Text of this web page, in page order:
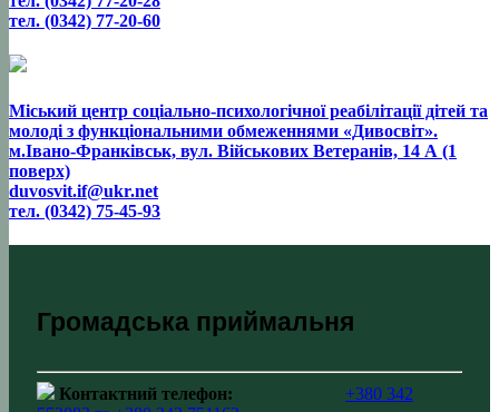
тел. (0342) 77-20-60
Міський центр соціально-психологічної реабілітації дітей та
молоді з функціональними обмеженнями «Дивосвіт».
м.Івано-Франківськ, вул. Військових Ветеранів, 14 А (1
поверх)
duvosvit.if@ukr.net
тел. (0342) 75-45-93
Громадська приймальня
Контактний телефон:
+380 342